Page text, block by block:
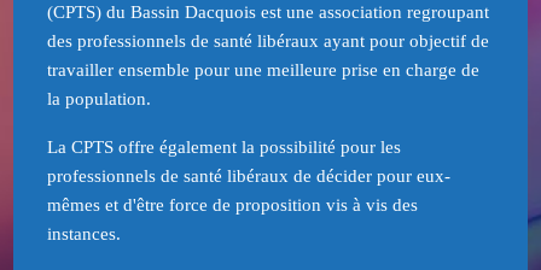
(CPTS) du Bassin Dacquois est une association regroupant
des professionnels de santé libéraux ayant pour objectif de
travailler ensemble pour une meilleure prise en charge de
la population.
La CPTS offre également la possibilité pour les
professionnels de santé libéraux de décider pour eux-
mêmes et d'être force de proposition vis à vis des
instances.